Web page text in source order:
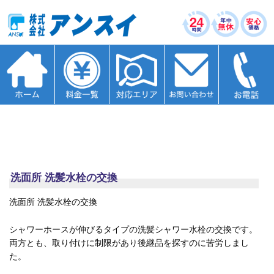
洗面所 洗髪水栓の交換
洗面所 洗髪水栓の交換
シャワーホースが伸びるタイプの洗髪シャワー水栓の交換です。
両方とも、取り付けに制限があり後継品を探すのに苦労しまし
た。